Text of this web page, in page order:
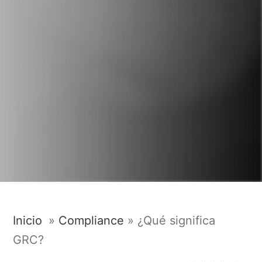
Inicio » Compliance » ¿Qué significa
GRC?